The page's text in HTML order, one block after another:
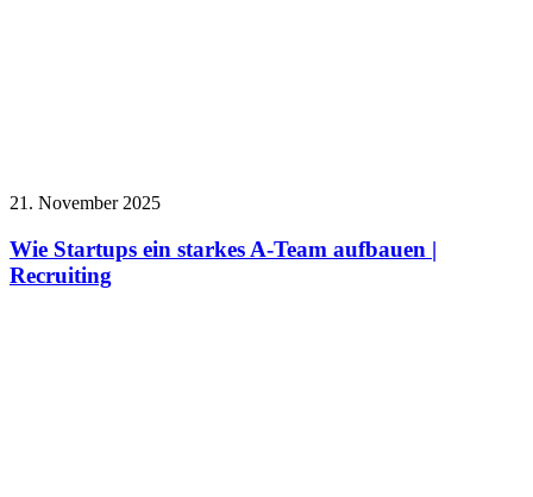
21. November 2025
Wie Startups ein starkes A-Team aufbauen |
Recruiting